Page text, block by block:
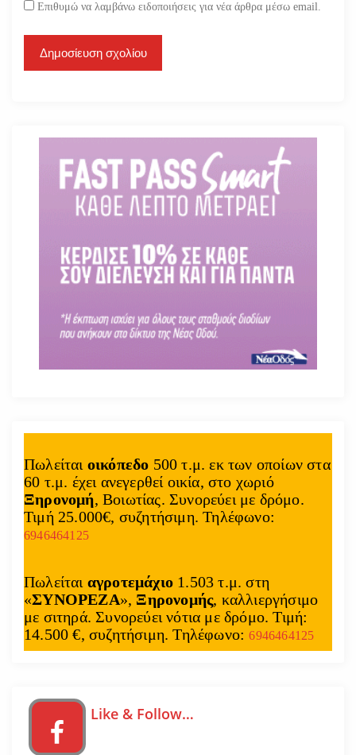
Επιθυμώ να λαμβάνω ειδοποιήσεις για νέα άρθρα μέσω email.
Πωλείται οικόπεδο 500 τ.μ. εκ των οποίων στα
60 τ.μ. έχει ανεγερθεί οικία, στο χωριό
Ξηρονομή, Βοιωτίας. Συνορεύει με δρόμο.
Τιμή 25.000€, συζητήσιμη. Τηλέφωνο:
6946464125
Πωλείται αγροτεμάχιο 1.503 τ.μ. στη
«ΣΥΝΟΡΕΖΑ», Ξηρονομής, καλλιεργήσιμο
με σιτηρά. Συνορεύει νότια με δρόμο. Τιμή:
14.500 €, συζητήσιμη. Τηλέφωνο:6946464125
Like & Follow…